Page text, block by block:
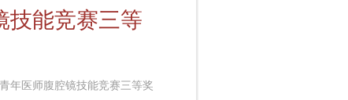
技能竞赛三等
年医师腹腔镜技能竞赛三等奖